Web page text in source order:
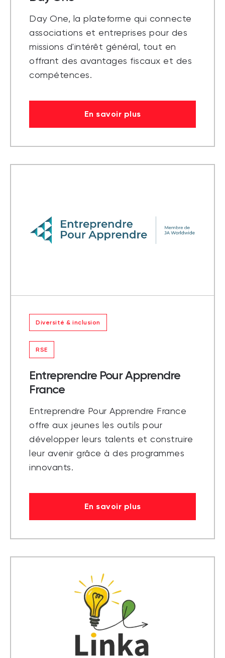
Day One, la plateforme qui connecte
associations et entreprises pour des
missions d'intérêt général, tout en
offrant des avantages fiscaux et des
compétences.
En savoir plus
Diversité & inclusion
RSE
Entreprendre Pour Apprendre
France
Entreprendre Pour Apprendre France
offre aux jeunes les outils pour
développer leurs talents et construire
leur avenir grâce à des programmes
innovants.
En savoir plus